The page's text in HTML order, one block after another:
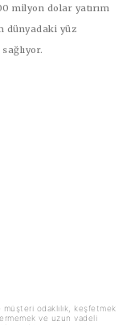
milyon dolar yatırım
dünyadaki yüz
odaklılık, keşfetmek
ve uzun vadeli